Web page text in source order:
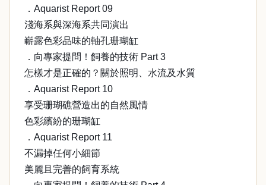
．Aquarist Report 09
淺海系與深海系共同演出
嶄露色彩品味的軸孔珊瑚缸
．向專家提問！飼養的技術 Part 3
怎樣才是正確的？關於照明、水流及水質
．Aquarist Report 10
享受珊瑚礁營造出的自然風情
色彩繽紛的珊瑚缸
．Aquarist Report 11
不漏掉任何小細節
美麗且完善的飼育系統